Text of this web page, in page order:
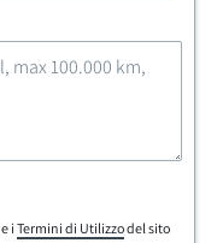
e i Termini di Utilizzodel sito